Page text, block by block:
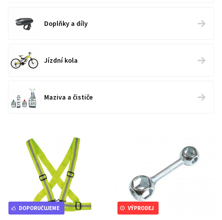
Doplňky a díly
Jízdní kola
Maziva a čističe
DOPORUČUJEME VÝPRODEJ